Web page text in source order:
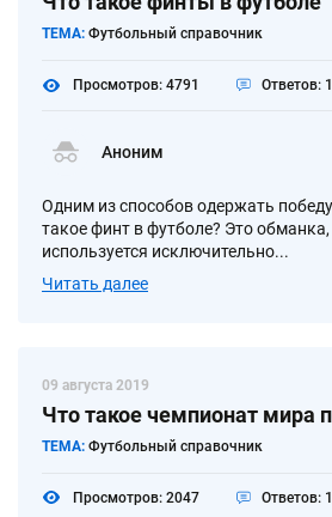
ТЕМА: Футбольный справочник
Просмотров: 4791 Ответов: 1
Аноним
Одним из способов одержать
такое финт в футболе? Это
используется исключительно...
Читать далее
09 августа 2019
Что такое чемпионат мира
ТЕМА: Футбольный справочник
Просмотров: 2047 Ответов: 1